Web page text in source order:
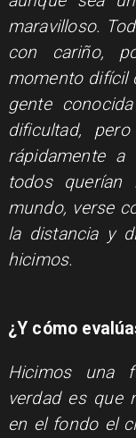
maravilloso.
con cariño,
momento difícil
gente
dificultad,
rápidamente
todos querían
mundo, verse
la distancia y
hicimos.
¿Y cómo
Hicimos una
verdad es que
en el fondo el